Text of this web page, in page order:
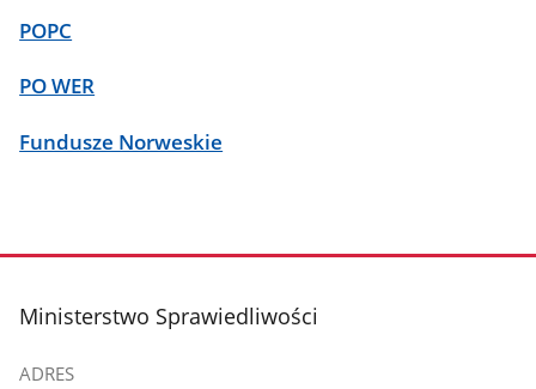
POPC
PO WER
Fundusze Norweskie
stopka
Ministerstwo Sprawiedliwości
ADRES